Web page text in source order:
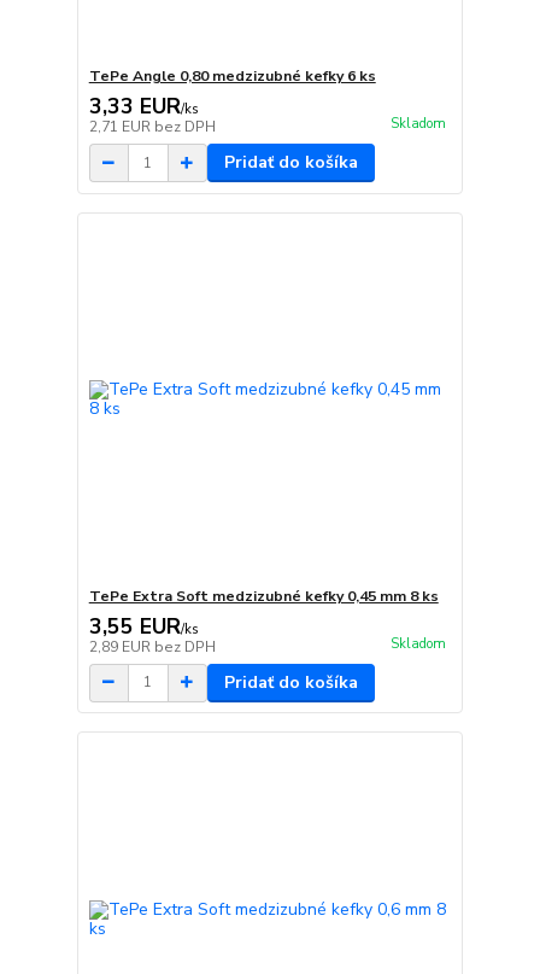
TePe Angle 0,80 medzizubné kefky 6 ks
3,33 EUR/ks
2,71 EUR bez DPH Skladom
Pridať do košíka
TePe Extra Soft medzizubné kefky 0,45 mm 8 ks
3,55 EUR/ks
2,89 EUR bez DPH Skladom
Pridať do košíka